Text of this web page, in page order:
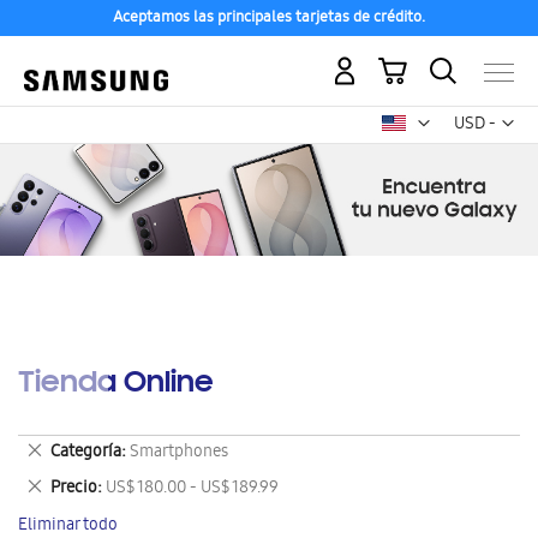
Aceptamos las principales tarjetas de crédito.
USD -
dólar
Mi carrito
Tienda Online
Categoría Smartphones
Eliminar
este
artículo
Precio US$ 180.00 - US$ 189.99
Eliminar
este
Eliminar todo